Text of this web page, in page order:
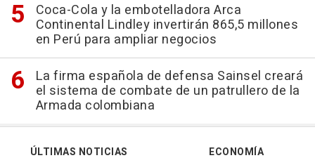
Coca-Cola y la embotelladora Arca
Continental Lindley invertirán 865,5 millones
en Perú para ampliar negocios
La firma española de defensa Sainsel creará
el sistema de combate de un patrullero de la
Armada colombiana
ÚLTIMAS NOTICIAS
ECONOMÍA